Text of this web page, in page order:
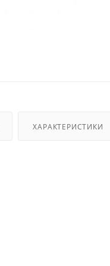
ХАРАКТЕРИСТИКИ